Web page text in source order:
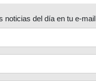
noticias del día en tu e-mail